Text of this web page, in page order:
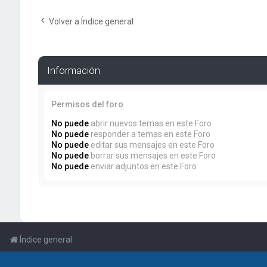
Volver a Índice general
Información
Permisos del foro
No puedeabrir nuevos temas en este Foro
No puederesponder a temas en este Foro
No puedeeditar sus mensajes en este Foro
No puedeborrar sus mensajes en este Foro
No puedeenviar adjuntos en este Foro
Índice general